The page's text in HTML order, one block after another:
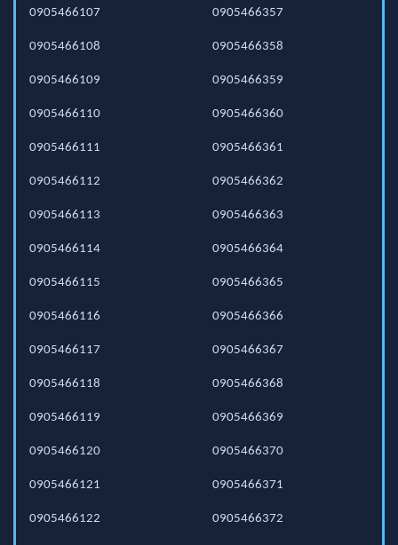
0905466107
0905466108
0905466109
0905466110
0905466111
0905466112
0905466113
0905466114
0905466115
0905466116
0905466117
0905466118
0905466119
0905466120
0905466121
0905466122
0905466357
0905466358
0905466359
0905466360
0905466361
0905466362
0905466363
0905466364
0905466365
0905466366
0905466367
0905466368
0905466369
0905466370
0905466371
0905466372